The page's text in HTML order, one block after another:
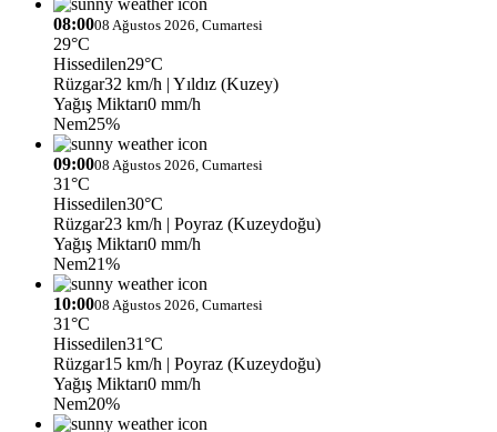
08:0008 Ağustos 2026, Cumartesi
29°C
Hissedilen29°C
Rüzgar32 km/h | Yıldız (Kuzey)
Yağış Miktarı0 mm/h
Nem25%
09:0008 Ağustos 2026, Cumartesi
31°C
Hissedilen30°C
Rüzgar23 km/h | Poyraz (Kuzeydoğu)
Yağış Miktarı0 mm/h
Nem21%
10:0008 Ağustos 2026, Cumartesi
31°C
Hissedilen31°C
Rüzgar15 km/h | Poyraz (Kuzeydoğu)
Yağış Miktarı0 mm/h
Nem20%